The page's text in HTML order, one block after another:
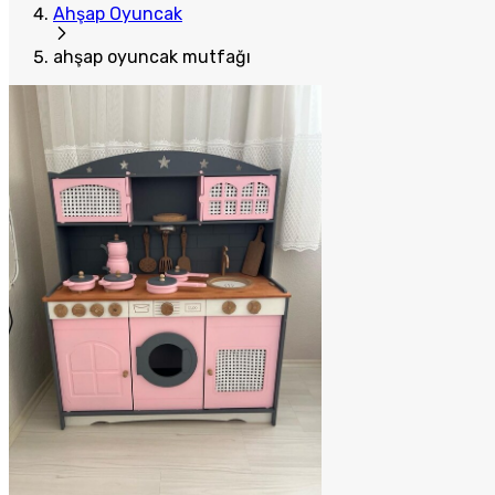
Ahşap Oyuncak
ahşap oyuncak mutfağı